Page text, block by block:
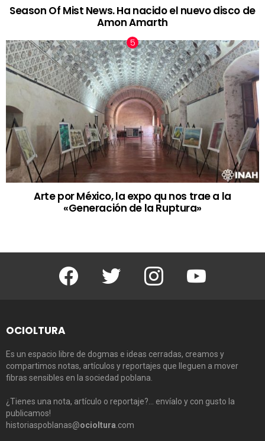
Season Of Mist News. Ha nacido el nuevo disco de
Amon Amarth
Arte por México, la expo qu nos trae a la
«Generación de la Ruptura»
Facebook Twitter Instagram Youtube
OCIOLTURA
Es un espacio libre de dogmas e ideas cerradas, creamos y
compartimos notas, artículos y reportajes que lleguen a mover
fibras sensibles en la sociedad poblana.
¿Tienes una nota, artículo o reportaje?… envíalo y con gusto la
publicamos!
historiaspoblanas@ocioltura .com